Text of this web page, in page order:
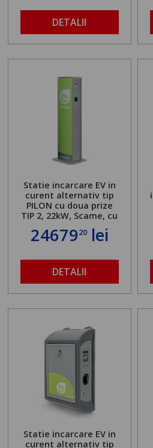
DETALII
Statie incarcare EV in
curent alternativ tip
PILON cu doua prize
TIP 2, 22kW, Scame, cu
server local
2467920lei
DETALII
Statie incarcare EV in
curent alternativ tip